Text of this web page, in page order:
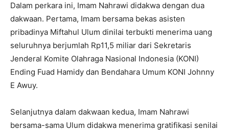
Dalam perkara ini, Imam Nahrawi didakwa dengan dua
dakwaan. Pertama, Imam bersama bekas asisten
pribadinya Miftahul Ulum dinilai terbukti menerima uang
seluruhnya berjumlah Rp11,5 miliar dari Sekretaris
Jenderal Komite Olahraga Nasional Indonesia (KONI)
Ending Fuad Hamidy dan Bendahara Umum KONI Johnny
E Awuy.
Selanjutnya dalam dakwaan kedua, Imam Nahrawi
bersama-sama Ulum didakwa menerima gratifikasi senilai